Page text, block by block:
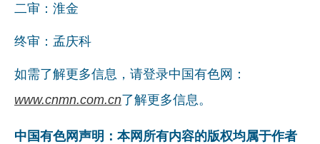
二审：淮金
终审：孟庆科
如需了解更多信息，请登录中国有色网：
www.cnmn.com.cn了解更多信息。
中国有色网声明：本网所有内容的版权均属于作者